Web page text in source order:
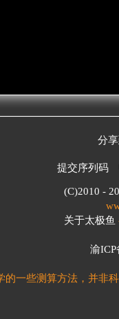
分享
提交序列码
(C)2010 -
关于太极鱼
渝ICP
一些测算方法，并非